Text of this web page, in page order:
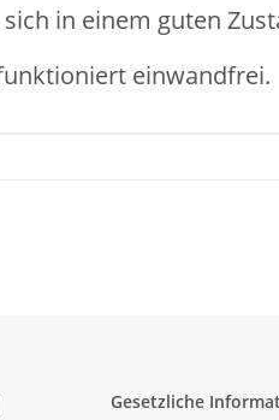
in einem guten
einwandfrei.
Gesetzliche